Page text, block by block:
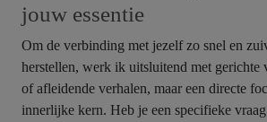
jouw essentie
Om de verbinding met jezelf zo snel en
herstellen, werk ik uitsluitend met gerichte
of afleidende verhalen, maar een directe
innerlijke kern. Heb je een specifieke